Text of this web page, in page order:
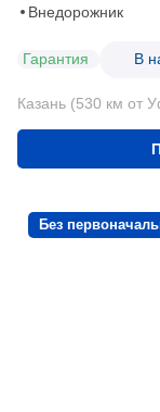
Внедорожник
Гарантия В
Казань (530 км от
Без